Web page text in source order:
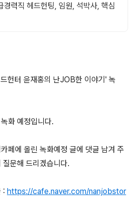
경력직 헤드헌팅, 임원, 석박사, 핵심
헌터 윤재홍의 난JOB한 이야기' 녹
화 예정입니다.
페에 올린 녹화예정 글에 댓글 남겨 주
문해 드리겠습니다.
: https://cafe.naver.com/nanjobstor